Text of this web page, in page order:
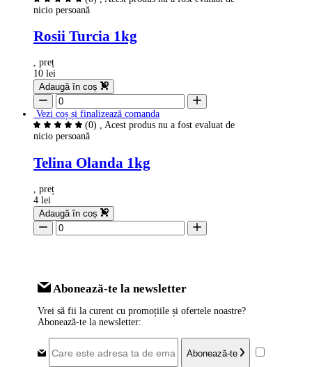
nicio persoană
Rosii Turcia 1kg
, preț
10 lei
Adaugă în coș
Vezi coș și finalizează comanda
(0) , Acest produs nu a fost evaluat de
nicio persoană
Telina Olanda 1kg
, preț
4 lei
Adaugă în coș
Abonează-te la newsletter
Vrei să fii la curent cu promoțiile și ofertele noastre?
Abonează-te la newsletter:
Abonează-te